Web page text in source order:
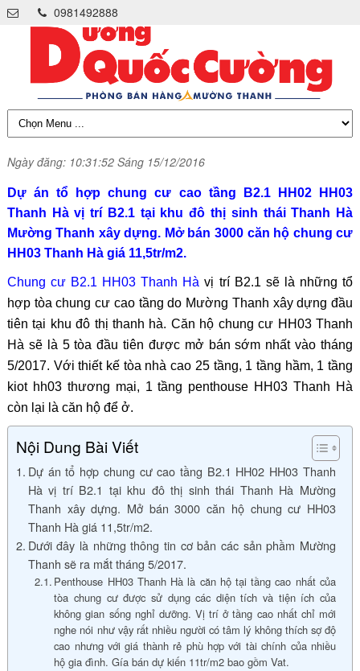
0981492888
Ngày đăng: 10:31:52 Sáng 15/12/2016
Dự án tổ hợp chung cư cao tầng B2.1 HH02 HH03
Thanh Hà vị trí B2.1 tại khu đô thị sinh thái Thanh Hà
Mường Thanh xây dựng. Mở bán 3000 căn hộ chung cư
HH03 Thanh Hà giá 11,5tr/m2.
Chung cư B2.1 HH03 Thanh Hà vị trí B2.1 sẽ là những tổ
hợp tòa chung cư cao tầng do Mường Thanh xây dựng đầu
tiên tại khu đô thị thanh hà. Căn hộ chung cư HH03 Thanh
Hà sẽ là 5 tòa đầu tiên được mở bán sớm nhất vào tháng
5/2017. Với thiết kế tòa nhà cao 25 tầng, 1 tầng hầm, 1 tầng
kiot hh03 thương mại, 1 tầng penthouse HH03 Thanh Hà
còn lại là căn hộ để ở.
Nội Dung Bài Viết
Dự án tổ hợp chung cư cao tầng B2.1 HH02 HH03 Thanh
Hà vị trí B2.1 tại khu đô thị sinh thái Thanh Hà Mường
Thanh xây dựng. Mở bán 3000 căn hộ chung cư HH03
Thanh Hà giá 11,5tr/m2.
Dưới đây là những thông tin cơ bản các sản phầm Mường
Thanh sẽ ra mắt tháng 5/2017.
Penthouse HH03 Thanh Hà là căn hộ tại tầng cao nhất của
tòa chung cư được sử dụng các diện tích và tiện ích của
không gian sống nghỉ dưỡng. Vị trí ở tầng cao nhất chỉ mới
nghe nói như vậy rất nhiều người có tâm lý không thích sợ độ
cao nhưng với giá thành rẻ phù hợp với tài chính của nhiều
hộ gia đình. Gía bán dự kiến 11tr/m2 bao gồm Vat.